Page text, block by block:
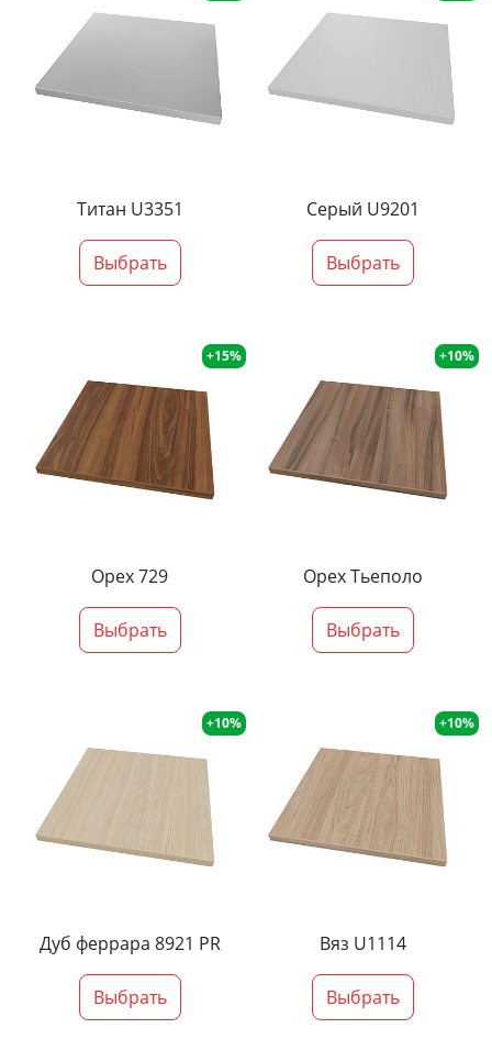
Титан U3351
Выбрать
Серый U9201
Выбрать
+15%
Орех 729
Выбрать
+10%
Орех Тьеполо
Выбрать
+10%
Дуб феррара 8921 PR
Выбрать
+10%
Вяз U1114
Выбрать